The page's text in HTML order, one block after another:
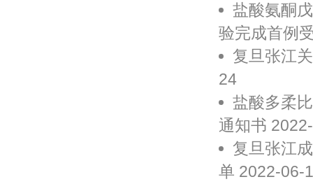
盐酸氨酮
验完成首例
复旦张江
24
盐酸多柔
通知书
复旦张江
单 2022-06-